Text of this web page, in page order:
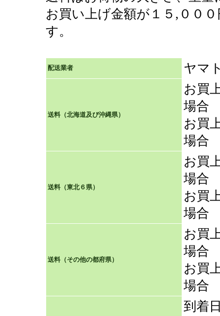
お買い上げ金額が１５,００
す。
配送業者 ヤマ
送料（北海道及び沖縄県）
お買
場合
お買
場合
送料（東北６県）
お買
場合
お買
場合
送料（その他の都府県）
お買
場合
お買
場合
到着